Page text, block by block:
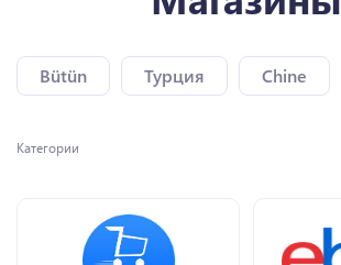
Bütün Турция Chine
Категории